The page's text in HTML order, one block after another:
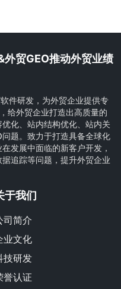
贸GEO推动外贸业绩
件研发，为外贸企业提供专
给外贸企业打造出高质量的
化、站内结构优化、站内关
题。致力于打造具备全球化
发展中面临的新客户开发，
追踪等问题，提升外贸企业
于我们
司简介
业文化
技研发
誉认证